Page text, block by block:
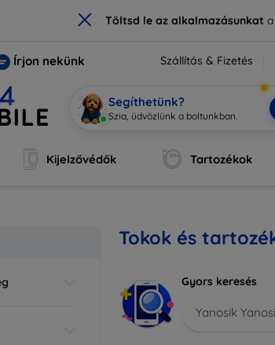
× Töltsd le az alkalmazásunkat
Írjon nekünk Szállítás & Fizetés
Segíthetünk?
M|
Kijelzővédők Tartozékok
Tokok és
Gyors keresés
Yanosik